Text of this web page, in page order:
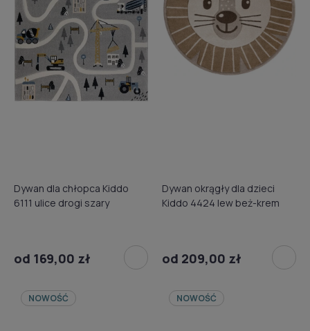
Dywan dla chłopca Kiddo
6111 ulice drogi szary
od 169,00 zł
Dywan okrągły dla dzieci
Kiddo 4424 lew beż-krem
od 209,00 zł
NOWOŚĆ NOWOŚĆ